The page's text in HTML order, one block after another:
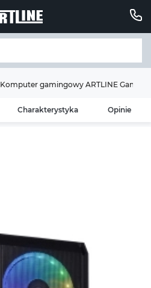
Komputer gamingowy ARTLINE Gaming
Charakterystyka Opinie